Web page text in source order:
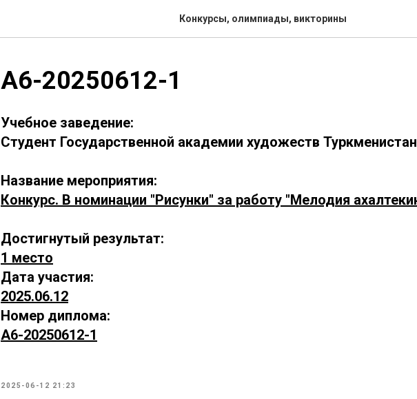
Конкурсы, олимпиады, викторины
А6-20250612-1
Учебное заведение:
Студент Государственной академии художеств
Название мероприятия:
Конкурс. В номинации "Рисунки" за работу "Мелодия
Достигнутый результат:
1 место
Дата участия:
2025.06.12
Номер диплома:
А6-20250612-1
2025-06-12 21:23